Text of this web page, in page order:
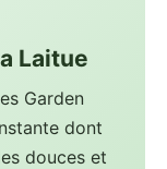
Laitue
Garden
dont
douces et